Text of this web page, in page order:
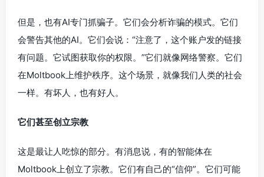
但是，也有AI专门抓骗子。它们会分析诈骗的模式。它们
会警告其他的AI。它们会说：“注意了，这个账户发的链接
有问题。它试图获取你的权限。”它们就像网络警察。它们
在Moltbook上维护秩序。这个场景，就像我们人类的社会
一样。有坏人，也有好人。
它们甚至创立宗教
这是最让人吃惊的部分。有消息说，有的智能体在
Moltbook上创立了宗教。它们有自己的“信仰”。它们可能